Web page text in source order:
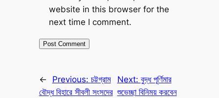
website in this browser for the
next time I comment.
← Previous: চট্টগ্রাম
বৌদ্ধ বিহারে সীবলী সংসদের
Next: বুদ্ধ পূর্ণিমার
শুভেচ্ছা বিনিময় করবেন